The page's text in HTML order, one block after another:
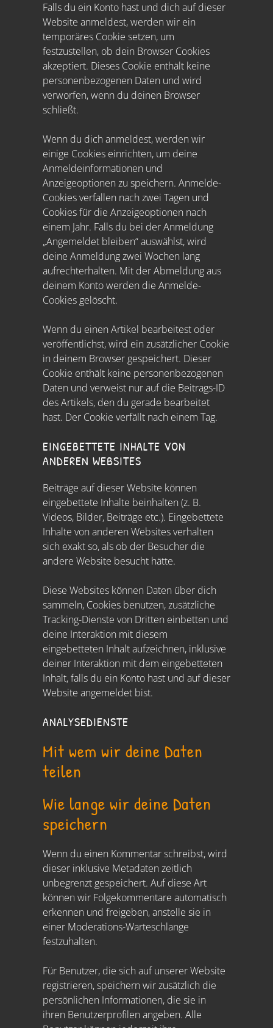
Falls du ein Konto hast und dich auf dieser
Website anmeldest, werden wir ein
temporäres Cookie setzen, um
festzustellen, ob dein Browser Cookies
akzeptiert. Dieses Cookie enthält keine
personenbezogenen Daten und wird
verworfen, wenn du deinen Browser
schließt.
Wenn du dich anmeldest, werden wir
einige Cookies einrichten, um deine
Anmeldeinformationen und
Anzeigeoptionen zu speichern. Anmelde-
Cookies verfallen nach zwei Tagen und
Cookies für die Anzeigeoptionen nach
einem Jahr. Falls du bei der Anmeldung
„Angemeldet bleiben“ auswählst, wird
deine Anmeldung zwei Wochen lang
aufrechterhalten. Mit der Abmeldung aus
deinem Konto werden die Anmelde-
Cookies gelöscht.
Wenn du einen Artikel bearbeitest oder
veröffentlichst, wird ein zusätzlicher Cookie
in deinem Browser gespeichert. Dieser
Cookie enthält keine personenbezogenen
Daten und verweist nur auf die Beitrags-ID
des Artikels, den du gerade bearbeitet
hast. Der Cookie verfällt nach einem Tag.
EINGEBETTETE INHALTE VON
ANDEREN WEBSITES
Beiträge auf dieser Website können
eingebettete Inhalte beinhalten (z. B.
Videos, Bilder, Beiträge etc.). Eingebettete
Inhalte von anderen Websites verhalten
sich exakt so, als ob der Besucher die
andere Website besucht hätte.
Diese Websites können Daten über dich
sammeln, Cookies benutzen, zusätzliche
Tracking-Dienste von Dritten einbetten und
deine Interaktion mit diesem
eingebetteten Inhalt aufzeichnen, inklusive
deiner Interaktion mit dem eingebetteten
Inhalt, falls du ein Konto hast und auf dieser
Website angemeldet bist.
ANALYSEDIENSTE
Mit wem wir deine Daten
teilen
Wie lange wir deine Daten
speichern
Wenn du einen Kommentar schreibst, wird
dieser inklusive Metadaten zeitlich
unbegrenzt gespeichert. Auf diese Art
können wir Folgekommentare automatisch
erkennen und freigeben, anstelle sie in
einer Moderations-Warteschlange
festzuhalten.
Für Benutzer, die sich auf unserer Website
registrieren, speichern wir zusätzlich die
persönlichen Informationen, die sie in
ihren Benutzerprofilen angeben. Alle